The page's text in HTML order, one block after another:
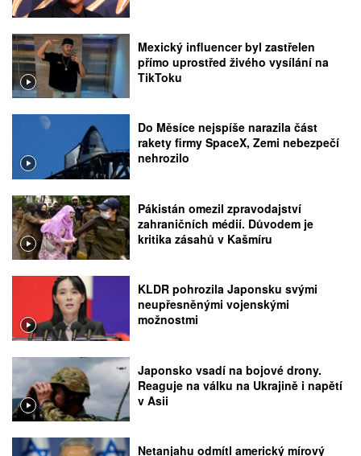
Mexický influencer byl zastřelen
přímo uprostřed živého vysílání na
TikToku
Do Měsíce nejspíše narazila část
rakety firmy SpaceX, Zemi nebezpečí
nehrozilo
Pákistán omezil zpravodajství
zahraničních médií. Důvodem je
kritika zásahů v Kašmíru
KLDR pohrozila Japonsku svými
neupřesněnými vojenskými
možnostmi
Japonsko vsadí na bojové drony.
Reaguje na válku na Ukrajině i napětí
v Asii
Netanjahu odmítl americký mírový